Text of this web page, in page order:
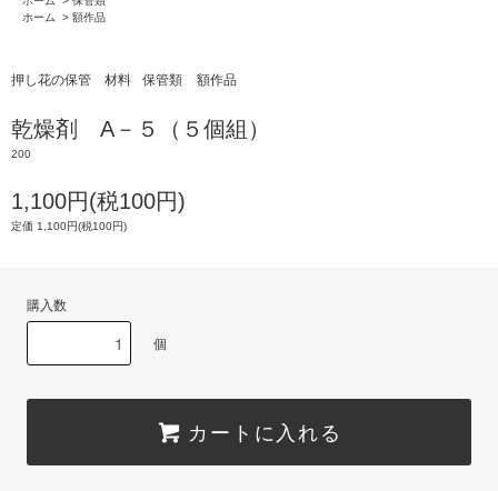
ホーム
> 額作品
押し花の保管 材料 保管類 額作品
乾燥剤 A－５（５個組）
200
1,100円(税100円)
定価 1,100円(税100円)
購入数
個
カートに入れる